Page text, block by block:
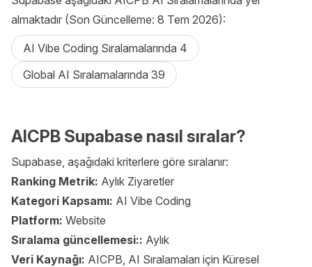
almaktadır (Son Güncelleme: 8 Tem 2026):
AI Vibe Coding Sıralamalarında 4
Global AI Sıralamalarında 39
AICPB Supabase nasıl sıralar?
Supabase, aşağıdaki kriterlere göre sıralanır:
Ranking Metrik: Aylık Ziyaretler
Kategori Kapsamı: AI Vibe Coding
Platform: Website
Sıralama güncellemesi:: Aylık
Veri Kaynağı: AICPB, AI Sıralamaları için Küresel